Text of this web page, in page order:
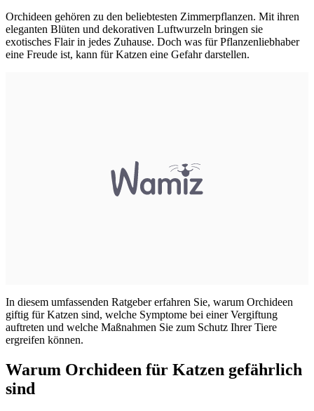
Orchideen gehören zu den beliebtesten Zimmerpflanzen. Mit ihren
eleganten Blüten und dekorativen Luftwurzeln bringen sie
exotisches Flair in jedes Zuhause. Doch was für Pflanzenliebhaber
eine Freude ist, kann für Katzen eine Gefahr darstellen.
In diesem umfassenden Ratgeber erfahren Sie, warum Orchideen
giftig für Katzen sind, welche Symptome bei einer Vergiftung
auftreten und welche Maßnahmen Sie zum Schutz Ihrer Tiere
ergreifen können.
Warum Orchideen für Katzen gefährlich
sind